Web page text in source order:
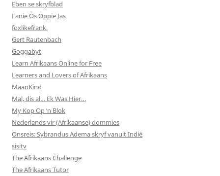
Eben se skryfblad
Fanie Os Oppie Jas
foxlikefrank.
Gert Rautenbach
Goggabyt
Learn Afrikaans Online for Free
Learners and Lovers of Afrikaans
MaanKind
Mal, dis al… Ek Was Hier…
My Kop Op ‘n Blok
Nederlands vir (Afrikaanse) dommies
Onsreis: Sybrandus Adema skryf vanuit Indië
sisitv
The Afrikaans Challenge
The Afrikaans Tutor